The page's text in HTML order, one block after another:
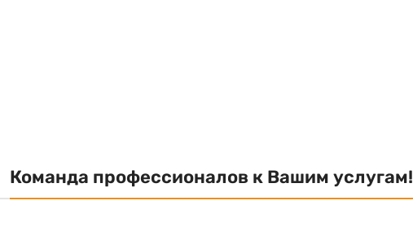
Команда профессионалов к Вашим услугам!